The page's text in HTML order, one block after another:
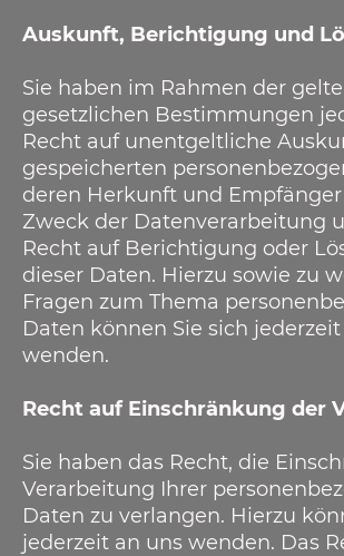
Auskunft, Berichtigung und
Sie haben im Rahmen der
gesetzlichen Bestimmungen
Recht auf unentgeltliche
gespeicherten
deren Herkunft und
Zweck der Datenverarbeitung
Recht auf Berichtigung oder
dieser Daten. Hierzu sowie zu
Fragen zum Thema
Daten können Sie sich
wenden.
Recht auf Einschränkung der
Sie haben das Recht, die
Verarbeitung Ihrer
Daten zu verlangen. Hierzu
jederzeit an uns wenden. Das